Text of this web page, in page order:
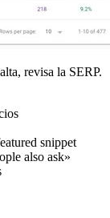
revisa la SERP.
snippet
also ask»